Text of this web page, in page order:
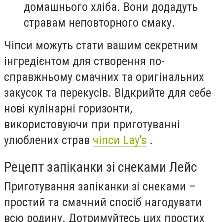
домашнього хліба. Вони додадуть
стравам неповторного смаку.
Чіпси можуть стати вашим секретним
інгредієнтом для створення по-
справжньому смачних та оригінальних
закусок та перекусів. Відкрийте для себе
нові кулінарні горизонти,
використовуючи при приготуванні
улюблених страв чіпси Lay's .
Рецепт запіканки зі снеками Лейс
Приготування запіканки зі снеками –
простий та смачний спосіб нагодувати
всю родину. Дотримуйтесь цих простих